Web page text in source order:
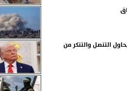
التنصل والتنكر من